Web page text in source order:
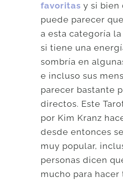
favoritas y si bien
puede parecer
a esta categoría
si tiene una
sombría en
e incluso sus
parecer bastante
directos. Este
por Kim Kranz
desde entonces
muy popular,
personas dicen
mucho para hacer